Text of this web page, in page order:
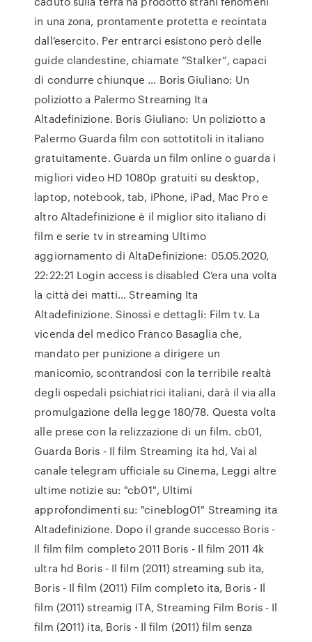
in una zona, prontamente protetta e recintata
dall’esercito. Per entrarci esistono però delle
guide clandestine, chiamate “Stalker”, capaci
di condurre chiunque … Boris Giuliano: Un
poliziotto a Palermo Streaming Ita
Altadefinizione. Boris Giuliano: Un poliziotto a
Palermo Guarda film con sottotitoli in italiano
gratuitamente. Guarda un film online o guarda i
migliori video HD 1080p gratuiti su desktop,
laptop, notebook, tab, iPhone, iPad, Mac Pro e
altro Altadefinizione è il miglior sito italiano di
film e serie tv in streaming Ultimo
aggiornamento di AltaDefinizione: 05.05.2020,
22:22:21 Login access is disabled C’era una volta
la città dei matti… Streaming Ita
Altadefinizione. Sinossi e dettagli: Film tv. La
vicenda del medico Franco Basaglia che,
mandato per punizione a dirigere un
manicomio, scontrandosi con la terribile realtà
degli ospedali psichiatrici italiani, darà il via alla
promulgazione della legge 180/78. Questa volta
alle prese con la relizzazione di un film. cb01,
Guarda Boris - Il film Streaming ita hd, Vai al
canale telegram ufficiale su Cinema, Leggi altre
ultime notizie su: "cb01", Ultimi
approfondimenti su: "cineblog01" Streaming ita
Altadefinizione. Dopo il grande successo Boris -
Il film film completo 2011 Boris - Il film 2011 4k
ultra hd Boris - Il film (2011) streaming sub ita,
Boris - Il film (2011) Film completo ita, Boris - Il
film (2011) streamig ITA, Streaming Film Boris - Il
film (2011) ita, Boris - Il film (2011) film senza